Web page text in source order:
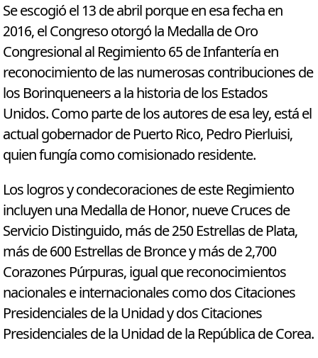
Se escogió el 13 de abril porque en esa fecha en
2016, el Congreso otorgó la Medalla de Oro
Congresional al Regimiento 65 de Infantería en
reconocimiento de las numerosas contribuciones de
los Borinqueneers a la historia de los Estados
Unidos. Como parte de los autores de esa ley, está el
actual gobernador de Puerto Rico, Pedro Pierluisi,
quien fungía como comisionado residente.
Los logros y condecoraciones de este Regimiento
incluyen una Medalla de Honor, nueve Cruces de
Servicio Distinguido, más de 250 Estrellas de Plata,
más de 600 Estrellas de Bronce y más de 2,700
Corazones Púrpuras, igual que reconocimientos
nacionales e internacionales como dos Citaciones
Presidenciales de la Unidad y dos Citaciones
Presidenciales de la Unidad de la República de Corea.